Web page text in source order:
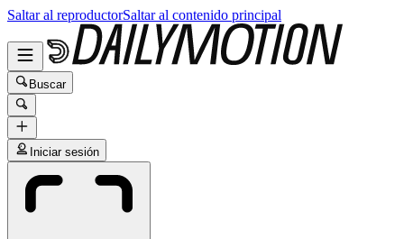
Saltar al reproductorSaltar al contenido principal
Buscar
Iniciar sesión